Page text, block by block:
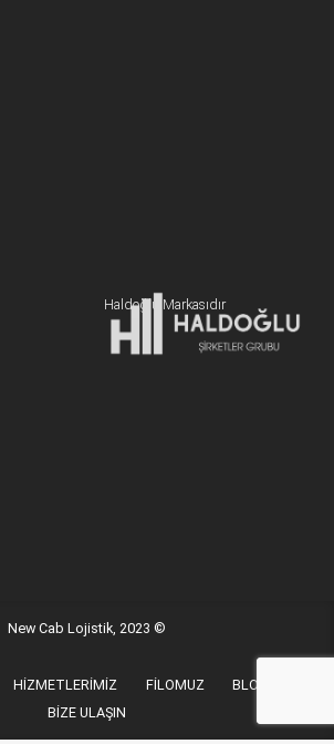
Sümer Sk. Zitaş Blokları D:2 NO:7 Kadıköy
Haldoğlu Markasıdır
New Cab Lojistik, 2023 ©
HİZMETLERİMİZ FİLOMUZ
BLOG
BİZE ULAŞIN